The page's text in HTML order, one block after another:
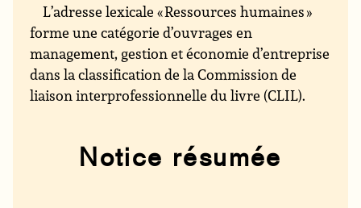
L’adresse lexicale « Ressources humaines »
forme une catégorie d’ouvrages en
management, gestion et économie d’entreprise
dans la classification de la Commission de
liaison interprofessionnelle du livre (CLIL).
Notice résumée